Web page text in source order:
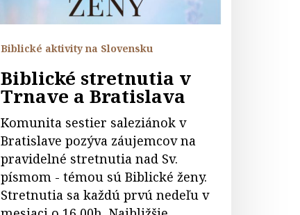
Biblické aktivity na Slovensku
Biblické stretnutia v
Trnave a Bratislava
Komunita sestier saleziánok v
Bratislave pozýva záujemcov na
pravidelné stretnutia nad Sv.
písmom - témou sú Biblické ženy.
Stretnutia sa každú prvú nedeľu v